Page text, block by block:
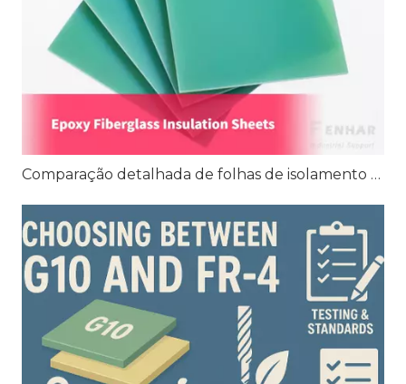
Comparação detalhada de folhas de isolamento de fibra de vidro epóxi FR4, G10 e G11